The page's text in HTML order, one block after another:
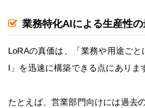
業務特化AIによる生産性
LoRAの真価は、「業務や用途ご
I」を迅速に構築できる点にありま
たとえば、営業部門向けには過去